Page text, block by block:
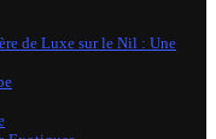
de Luxe sur le Nil : Une